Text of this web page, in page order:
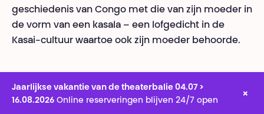
geschiedenis van Congo met die van zijn moeder in
de vorm van een kasala – een lofgedicht in de
Kasai-cultuur waartoe ook zijn moeder behoorde.
Jaarlijkse vakantie van de theaterbalie 04.07 >
16.08.2026 Online reserveringen blijven 24/7 open
×